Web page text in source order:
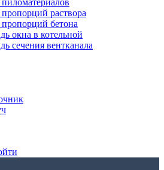
пиломатериалов
пропорций раствора
пропорций бетона
окна в котельной
сечения вентканала